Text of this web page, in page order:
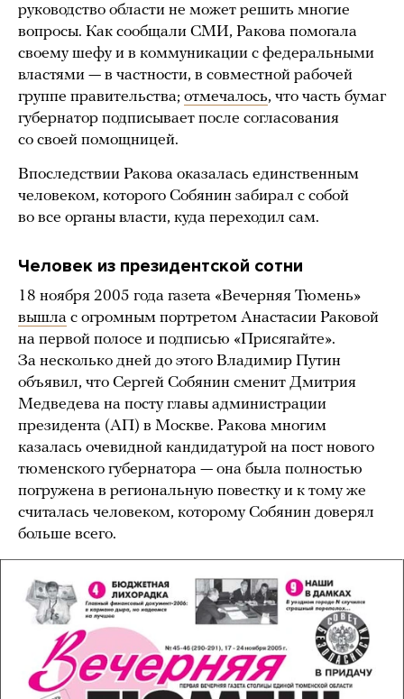
руководство области не может решить многие
вопросы. Как сообщали СМИ, Ракова помогала
своему шефу и в коммуникации с федеральными
властями — в частности, в совместной рабочей
группе правительства; отмечалось, что часть бумаг
губернатор подписывает после согласования
со своей помощницей.
Впоследствии Ракова оказалась единственным
человеком, которого Собянин забирал с собой
во все органы власти, куда переходил сам.
Человек из президентской сотни
18 ноября 2005 года газета «Вечерняя Тюмень»
вышла с огромным портретом Анастасии Раковой
на первой полосе и подписью «Присягайте».
За несколько дней до этого Владимир Путин
объявил, что Сергей Собянин сменит Дмитрия
Медведева на посту главы администрации
президента (АП) в Москве. Ракова многим
казалась очевидной кандидатурой на пост нового
тюменского губернатора — она была полностью
погружена в региональную повестку и к тому же
считалась человеком, которому Собянин доверял
больше всего.